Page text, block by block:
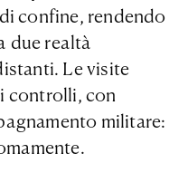
confine, rendendo
due realtà
Le visite
controlli, con
militare: